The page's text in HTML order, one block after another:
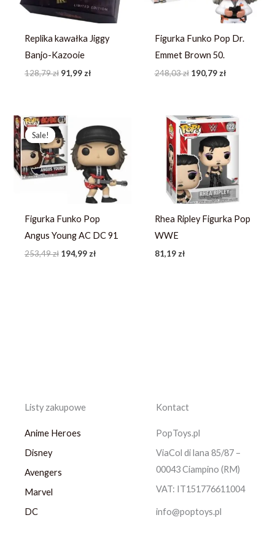
Replika kawałka Jiggy
Banjo-Kazooie
128,79zł 91,99 zł
Figurka Funko Pop Dr.
Emmet Brown 50.
248,03zł 190,79 zł
Sale!
Sale!
Figurka Funko Pop
Angus Young AC DC 91
253,49zł
Pierwotna
cena
wynosiła:
253,49 zł.
194,99 zł
cena
wynosi:
194,99 zł.
Rhea Ripley Figurka Pop
WWE
81,19 zł
Listy zakupowe
Anime Heroes
Disney
Avengers
Marvel
DC
Kontact
PopToys.pl
ViaCol di lana 85/87 –
00043 Ciampino (RM)
VAT: IT151776611004
info@poptoys.pl